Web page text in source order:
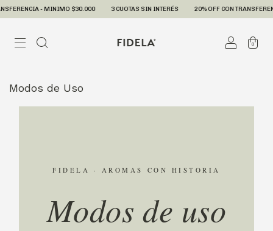
- MINIMO $30.000 3 CUOTAS SIN INTERÉS 20% OFF CON TRANSFERENCIA -
0
Modos de Uso
FIDELA · AROMAS CON HISTORIA
Modos de uso